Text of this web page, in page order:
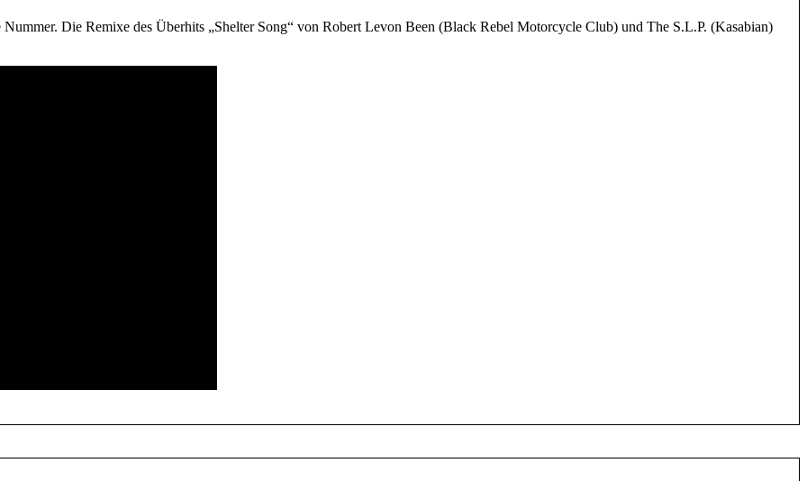
Die Remixe des Überhits „Shelter Song“ von Robert Levon Been (Black Rebel Motorcycle Club) und The S.L.P. (Kasabian)